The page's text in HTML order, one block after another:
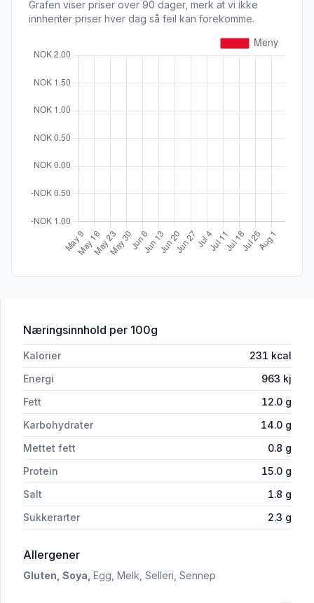
Grafen viser priser over 90 dager, merk at vi ikke
innhenter priser hver dag så feil kan forekomme.
Næringsinnhold for 'Go' Vegan Nuggets 180g'
per 100g
Kalorier 231 kcal
Energi
963 kj
Fett
12.0 g
Karbohydrater
14.0 g
Mettet fett
0.8 g
Protein
15.0 g
Salt
1.8 g
Sukkerarter
2.3 g
Allergeneri 'Go' Vegan Nuggets 180g'
Gluten, Soya, Egg, Melk, Selleri, Sennep